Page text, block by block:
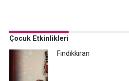
Çocuk Etkinlikleri
Fındıkkıran